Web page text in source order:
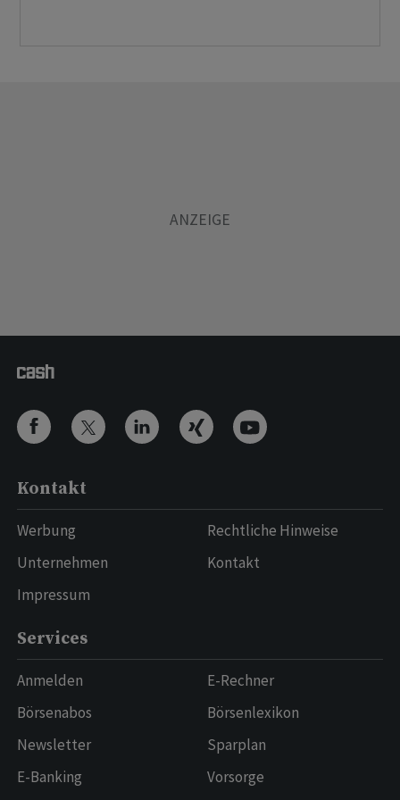
Kontakt
Werbung
Unternehmen
Impressum
Rechtliche Hinweise
Kontakt
Services
Anmelden
Börsenabos
Newsletter
E-Banking
E-Rechner
Börsenlexikon
Sparplan
Vorsorge